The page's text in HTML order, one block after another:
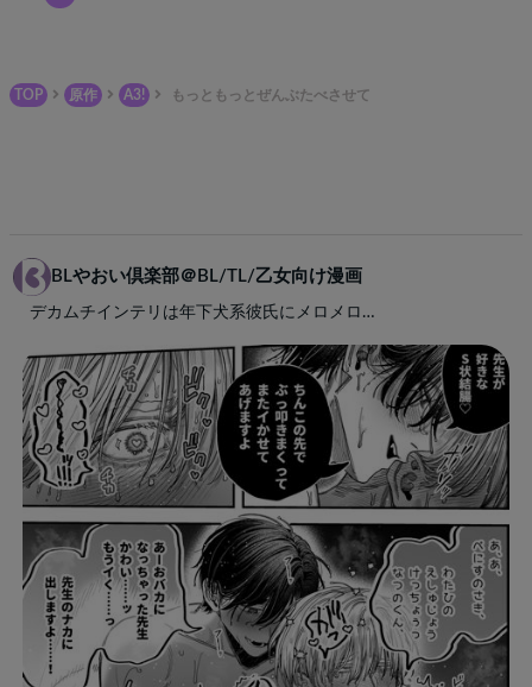
TOP 原作 A3! もっともっとぜんぶたべさせて
BLやおい倶楽部＠BL/TL/乙女向け漫画
デカムチインテリは年下犬系彼氏にメロメロ…